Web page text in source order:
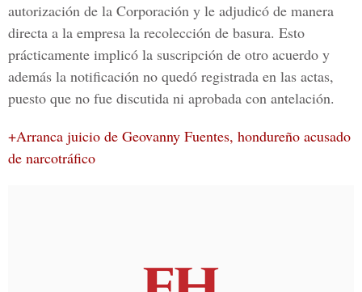
autorización de la Corporación y le adjudicó de manera
directa a la empresa la recolección de basura. Esto
prácticamente implicó la suscripción de otro acuerdo y
además la notificación no quedó registrada en las actas,
puesto que no fue discutida ni aprobada con antelación.
+Arranca juicio de Geovanny Fuentes, hondureño acusado
de narcotráfico